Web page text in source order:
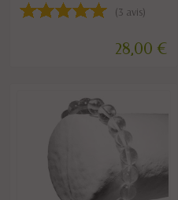
(3 avis)
28,00 €